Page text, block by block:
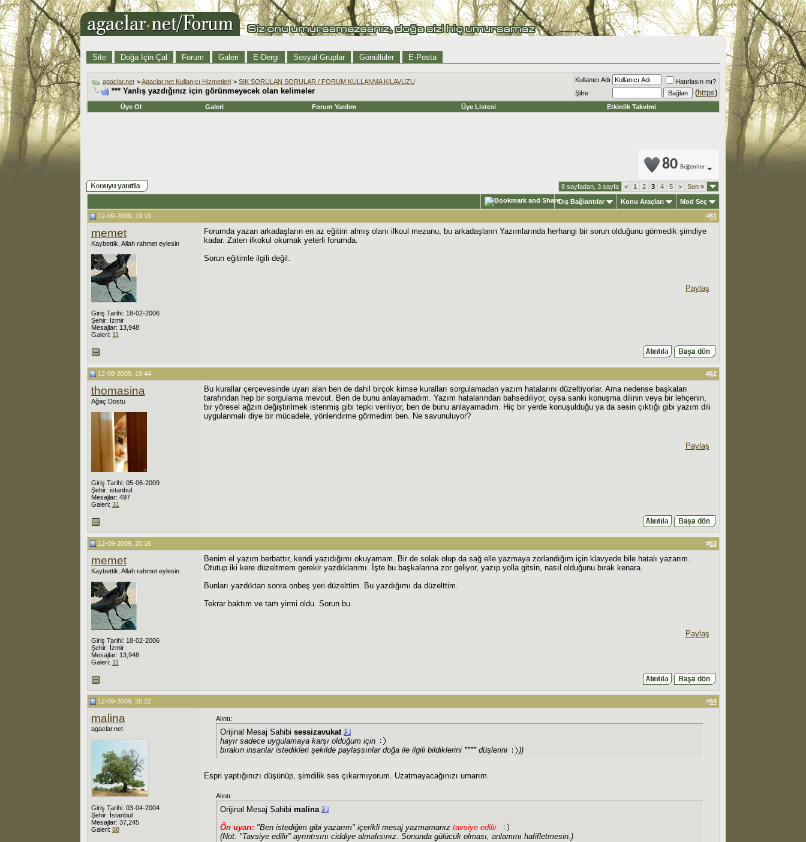
Site Doğa İçin Çal Forum Galeri E-Dergi Sosyal Gruplar Gönüllüler E-Posta
agaclar.net >Agaclar.net Kullanıcı Hizmetleri > SIK SORULAN SORULAR / FORUM KULLANMA KILAVUZU
*** Yanlış yazdığınız için görünmeyecek olan kelimeler
Kullanıcı Adı
Hatırlasın mı?
Şifre
(https)
Üye Ol Galeri Forum Yardım Üye Listesi Etkinlik Takvimi
80 Beğeniler
8 sayfadan, 3.sayfa < 1 2 3 4 5 > Son»
Dış Bağlantılar Konu Araçları
Mod Seç
12-09-2009, 19:19
#61
memet
Kaybettik, Allah rahmet eylesin
Giriş Tarihi: 18-02-2006
Şehir: İzmir
Mesajlar: 13,948
Galeri: 11
Forumda yazan arkadaşların en az eğitim almış olanı ilkoul mezunu, bu arkadaşların Yazımlarında herhangi bir sorun olduğunu görmedik şimdiye
kadar. Zaten ilkokul okumak yeterli forumda.
Sorun eğitimle ilgili değil.
Paylaş
12-09-2009, 19:44 #62
thomasina
Ağaç Dostu
Giriş Tarihi: 05-06-2009
Şehir: istanbul
Mesajlar: 497
Galeri: 31
Bu kurallar çerçevesinde uyarı alan ben de dahil birçok kimse kuralları sorgulamadan yazım hatalarını düzeltiyorlar. Ama nedense başkaları
tarafından hep bir sorgulama mevcut. Ben de bunu anlayamadım. Yazım hatalarından bahsediliyor, oysa sanki konuşma dilinin veya bir lehçenin,
bir yöresel ağzın değiştirilmek istenmiş gibi tepki veriliyor, ben de bunu anlayamadım. Hiç bir yerde konuşulduğu ya da sesin çıktığı gibi yazım dili
uygulanmalı diye bir mücadele, yönlendirme görmedim ben. Ne savunuluyor?
Paylaş
12-09-2009, 20:16 #63
memet
Kaybettik, Allah rahmet eylesin
Giriş Tarihi: 18-02-2006
Şehir: İzmir
Mesajlar: 13,948
Galeri: 11
Benim el yazım berbattır, kendi yazıdığımı okuyamam. Bir de solak olup da sağ elle yazmaya zorlandığım için klavyede bile hatalı yazarım.
Otutup iki kere düzeltmem gerekir yazdıklarımı. İşte bu başkalarına zor geliyor, yazıp yolla gitsin, nasıl olduğunu bırak kenara.
Bunları yazdıktan sonra onbeş yeri düzelttim. Bu yazdığımı da düzelttim.
Tekrar baktım ve tam yirmi oldu. Sorun bu.
Paylaş
12-09-2009, 20:22 #64
malina
agaclar.net
Giriş Tarihi: 03-04-2004
Şehir: İstanbul
Mesajlar: 37,245
Galeri: 88
Alıntı:
Orijinal Mesaj Sahibi sessizavukat
hayır sadece uygulamaya karşı olduğum için
bırakın insanlar istedikleri şekilde paylaşsınlar doğa ile ilgili bildiklerini **** düşlerini
))
Espri yaptığınızı düşünüp, şimdilik ses çıkarmıyorum. Uzatmayacağınızı umarım.
Alıntı:
Orijinal Mesaj Sahibi malina
Ön uyarı:"Ben istediğim gibi yazarım" içerikli mesaj yazmamanız tavsiye edilir
(Not: "Tavsiye edilir" ayrıntısını ciddiye almalısınız. Sonunda gülücük olması, anlamını hafifletmesin.)